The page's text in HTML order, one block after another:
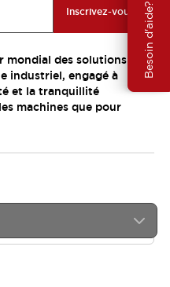
Besoin d'aide?
Inscrivez-vous
mondial des solutions
industriel, engagé à
et la tranquillité
machines que pour